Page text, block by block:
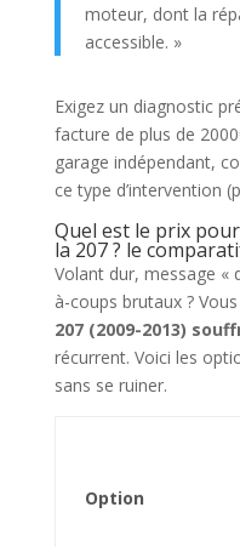
moteur, dont la
accessible. »
Exigez un diagnostic
facture de plus de
garage indépendant,
ce type d’intervention
Quel est le prix
la 207 ? le
Volant dur, message «
à-coups brutaux ?
207 (2009-2013)
récurrent. Voici les
sans se ruiner.
Option